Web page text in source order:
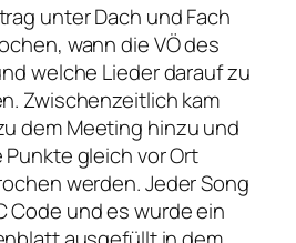
unter Dach und Fach
wann die VÖ des
welche Lieder darauf zu
Zwischenzeitlich kam
dem Meeting hinzu und
gleich vor Ort
werden. Jeder Song
Code und es wurde ein